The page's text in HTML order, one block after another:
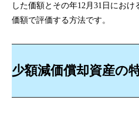
した価額とその年12月31日にお
価額で評価する方法です。
少額減価償却資産の